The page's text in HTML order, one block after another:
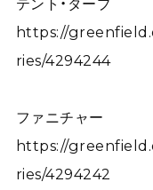
テント・タープ
https://
ries/4294244
ファニチャー
https://
ries/4294242